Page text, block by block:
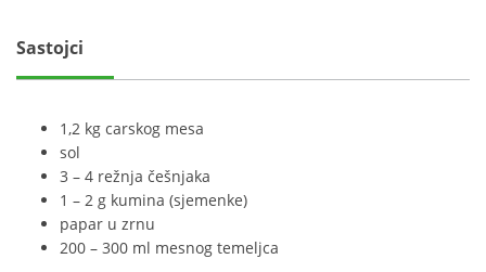
Sastojci
1,2 kg carskog mesa
sol
3 – 4 režnja češnjaka
1 – 2 g kumina (sjemenke)
papar u zrnu
200 – 300 ml mesnog temeljca